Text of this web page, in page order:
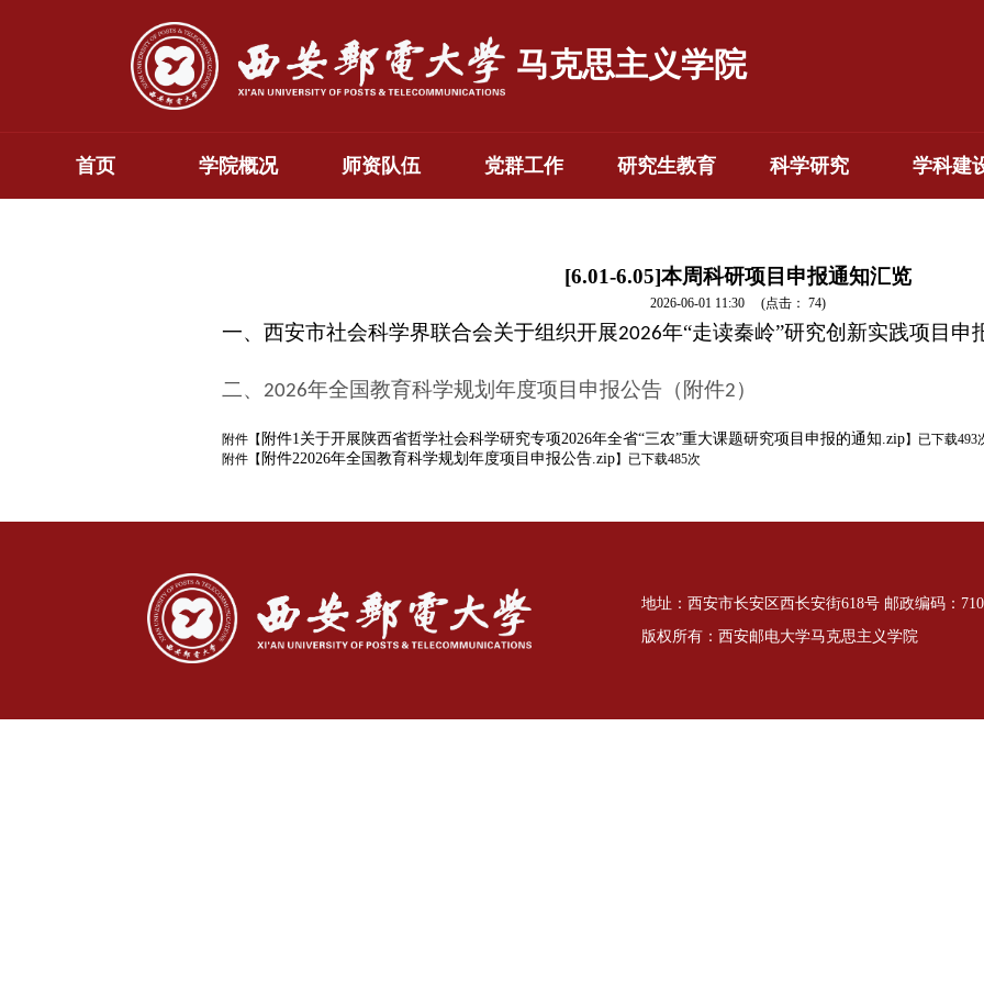
马克思主义学院
首页 学院概况 师资队伍 党群工作 研究生教育 科学研究 学科建
[6.01-6.05]本周科研项目申报通知汇览
2026-06-01 11:30 (点击： 74)
一、西安市社会科学界联合会关于组织开展2026年“走读秦岭”研究创新实践项目申
二、 2026年全国教育科学规划年度项目申报公告（附件2 ）
附件【 附件1关于开展陕西省哲学社会科学研究专项2026年全省“三农”重大课题研究项目申报的通知.zip】 已下载493
附件【 附件22026年全国教育科学规划年度项目申报公告.zip】 已下载485次
地址：西安市长安区西长安街618号 邮政编码：
版权所有：西安邮电大学马克思主义学院